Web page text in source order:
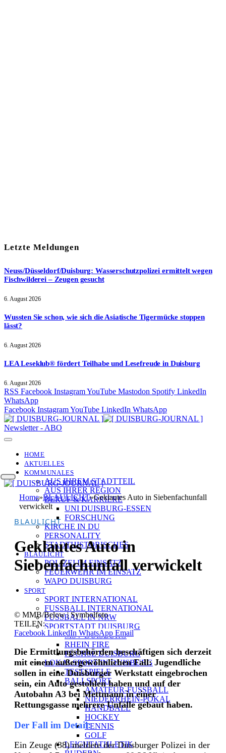
Letzte Meldungen
Neuss/Düsseldorf/Duisburg: Wasserschutzpolizei ermittelt wegen
Fischwilderei – Zeugen gesucht
6. August 2026
Wussten Sie schon, wie sich die Asiatische Tigermücke stoppen
lässt?
6. August 2026
LEA Leseklub® fördert Teilhabe und Lesefreude in Duisburg
6. August 2026
RSS Facebook InstagramYouTube Mastodon Spotify LinkedIn
WhatsApp
Facebook InstagramYouTube LinkedIn WhatsApp
Newsletter - ABO
HOME
AKTUELLES
KOMMUNALES
AUS IHREM STADTTEIL
AUS IHRER REGION
BERUF & KARRIERE
UNI DUISBURG-ESSEN
FORSCHUNG
KIRCHE IN DU
PERSONALITY
STADTHISTORISCHES
BLAULICHT
POLIZEI IM EINSATZ
FEUERWEHR IM EINSATZ
WAPO DUISBURG
SPORT
SPORT INTERNATIONAL
FUSSBALL INTERNATIONAL
FUSSBALL IN NRW
SPORTSTADT DUISBURG
MSV DUISBURG
RHEIN FIRE
FÜCHSE DUISBURG
LOKALSPORT IN DUISBURG
TESTSPIELE
BALLSPORT
AMATEUR-FUSSBALL
NIEDERRHEIN-POKAL
HANDBALL
HOCKEY
TENNIS
GOLF
LEICHTATHLETIK
Home»BLAULICHT»Geklautes Auto in Siebenfachunfall
verwickelt
BLAULICHT
Geklautes Auto in
Siebenfachunfall verwickelt
© MMB/Below | Symbolfoto
TEILEN:
Facebook LinkedIn WhatsApp Email
Die Ermittlungsbehörden beschäftigen sich derzeit
mit einem außergewöhnlichen Fall: Jugendliche
sollen in eine Duisburger Werkstatt eingebrochen
sein, ein Auto gestohlen haben und auf der
Autobahn A3 bei Mettmann in einer
Rettungsgasse mehrere Unfälle gebaut haben.
Der Fall im Detail:
Ein Zeuge (38) meldete der Duisburger Polizei in der